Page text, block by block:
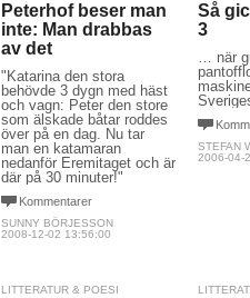
Peterhof beser man
inte: Man drabbas
av det
"Katarina den stora
behövde 3 dygn med häst
och vagn: Peter den store
som älskade båtar roddes
över på en dag. Nu tar
man en katamaran
nedanför Eremitaget och är
där på 30 minuter!"
Kommentarer
SUNNY BÖRJESSON
2008-12-02 13:56:00
Så
3
… när
STEFAN
2006-04-
LITTERATUR & POESI